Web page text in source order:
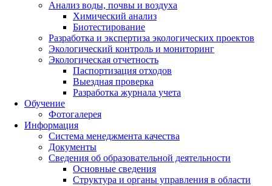
Анализ воды, почвы и воздуха
Химический анализ
Биотестирование
Разработка и экспертиза экологических проектов
Экологический контроль и мониторинг
Экологическая отчетность
Паспортизация отходов
Выездная проверка
Разработка журнала учета
Обучение
Фотогалерея
Информация
Система менеджмента качества
Документы
Сведения об образовательной деятельности
Основные сведения
Структура и органы управления в области